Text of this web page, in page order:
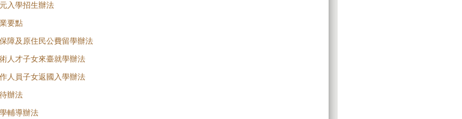
入學招生辦法
要點
障及原住民公費留學辦法
人才子女來臺就學辦法
人員子女返國入學辦法
辦法
輔導辦法